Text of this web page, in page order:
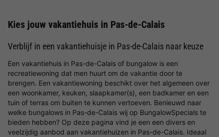
Kies jouw vakantiehuis in Pas-de-Calais
Verblijf in een vakantiehuisje in Pas-de-Calais naar keuze
Een vakantiehuis in Pas-de-Calais of bungalow is een
recreatiewoning dat men huurt om de vakantie door te
brengen. Een vakantiewoning beschikt over het algemeen over
een woonkamer, keuken, slaapkamer(s), een badkamer en een
tuin of terras om buiten te kunnen vertoeven. Benieuwd naar
welke bungalows in Pas-de-Calais wij op BungalowSpecials te
bieden hebben? Op deze pagina vind je een een divers en
veelzijdig aanbod aan vakantiehuizen in Pas-de-Calais. Ideaal